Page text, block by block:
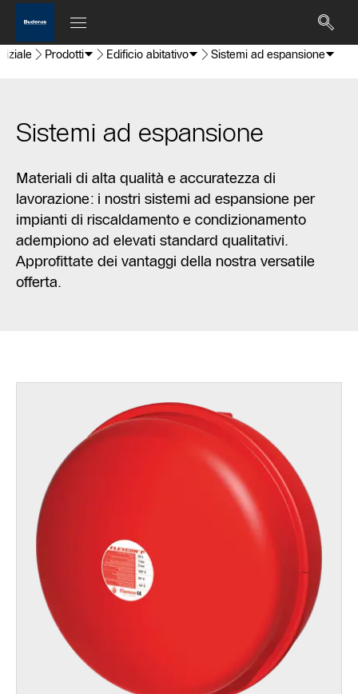
Prodotti Edificio abitativo Sistemi ad espansione
Sistemi ad espansione
Materiali di alta qualità e accuratezza di
lavorazione: i nostri sistemi ad espansione per
impianti di riscaldamento e condizionamento
adempiono ad elevati standard qualitativi.
Approfittate dei vantaggi della nostra versatile
offerta.